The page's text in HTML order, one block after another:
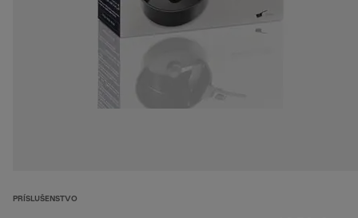
PRÍSLUŠENSTVO